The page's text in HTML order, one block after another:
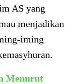
AS yang
menjadikan
iming
Menurut